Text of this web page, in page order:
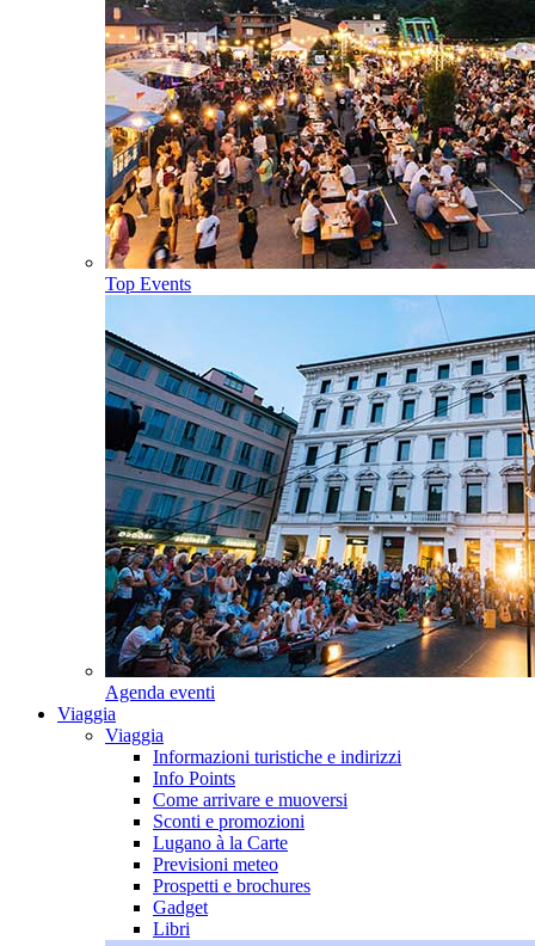
Top Events
Agenda eventi
Viaggia
Viaggia
Informazioni turistiche e indirizzi
Info Points
Come arrivare e muoversi
Sconti e promozioni
Lugano à la Carte
Previsioni meteo
Prospetti e brochures
Gadget
Libri